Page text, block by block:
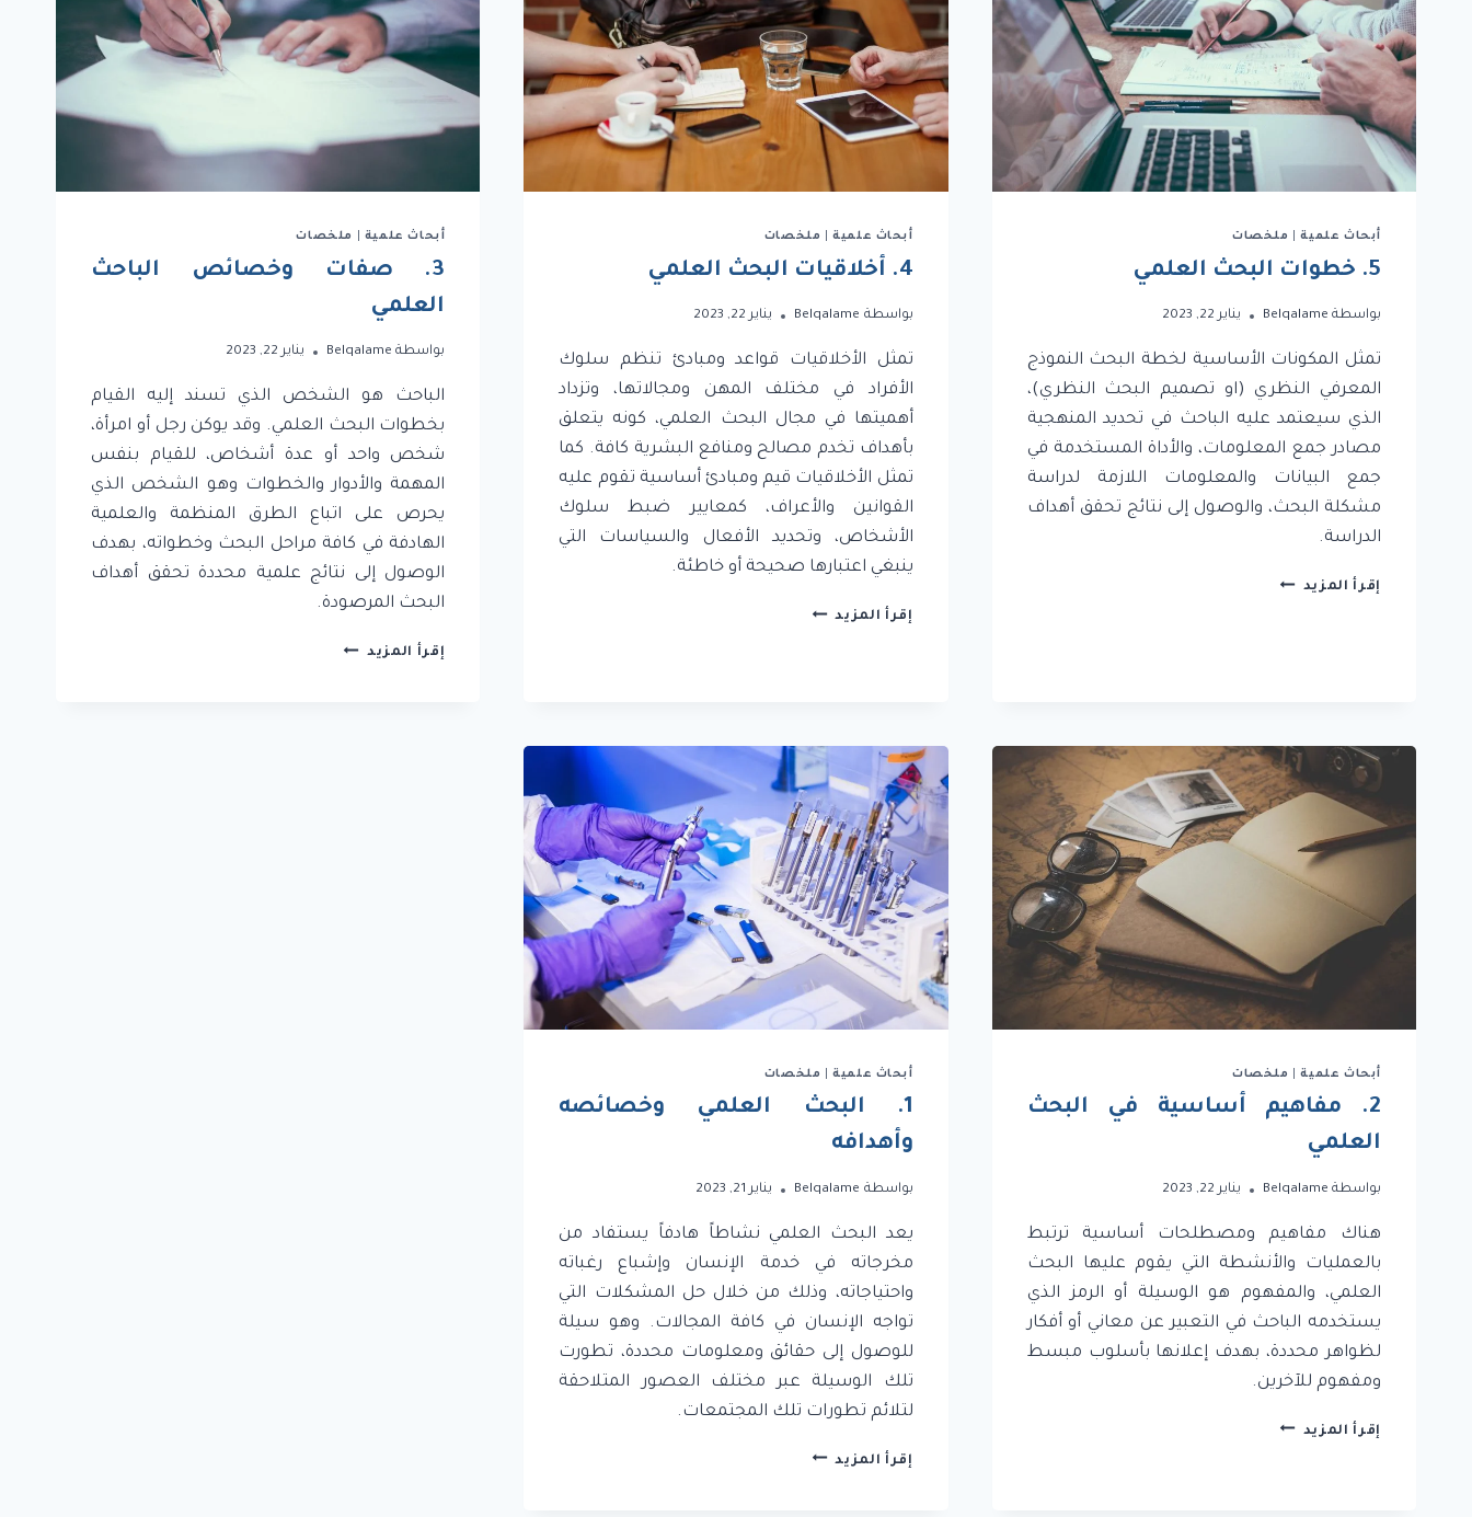
أبحاث علمية| ملخصات
5. خطوات البحث العلمي
بواسطة Belqalame يناير 22, 2023
تمثل المكونات الأساسية لخطة البحث النموذج
المعرفي النظري (او تصميم البحث النظري)،
الذي سيعتمد عليه الباحث في تحديد المنهجية
مصادر جمع المعلومات، والأداة المستخدمة في
جمع البيانات والمعلومات اللازمة لدراسة
مشكلة البحث، والوصول إلى نتائج تحقق أهداف
الدراسة.
إقرأ المزيد 5.
أبحاث علمية| ملخصات
4. أخلاقيات البحث العلمي
بواسطة Belqalame يناير 22, 2023
تمثل الأخلاقيات قواعد ومبادئ تنظم سلوك
الأفراد في مختلف المهن ومجالاتها، وتزداد
أهميتها في مجال البحث العلمي، كونه يتعلق
بأهداف تخدم مصالح ومنافع البشرية كافة. كما
تمثل الأخلاقيات قيم ومبادئ أساسية تقوم عليه
القوانين والأعراف، كمعايير ضبط سلوك
الأشخاص، وتحديد الأفعال والسياسات التي
ينبغي اعتبارها صحيحة أو خاطئة.
إقرأ المزيد
4.
أبحاث علمية ملخصات
3. صفات وخصائص الباحث
العلمي
بواسطة Belqalame يناير 22, 2023
الباحث هو الشخص الذي تسند إليه القيام
بخطوات البحث العلمي. وقد يوكن رجل أو امرأة،
شخص واحد أو عدة أشخاص، للقيام بنفس
المهمة والأدوار والخطوات وهو الشخص الذي
يحرص على اتباع الطرق المنظمة والعلمية
الهادفة في كافة مراحل البحث وخطواته، بهدف
الوصول إلى نتائج علمية محددة تحقق أهداف
البحث المرصودة.
إقرأ المزيد 3.
أبحاث علمية| ملخصات
2. مفاهيم أساسية في البحث
العلمي
بواسطة Belqalame يناير 22, 2023
هناك مفاهيم ومصطلحات أساسية ترتبط
بالعمليات والأنشطة التي يقوم عليها البحث
العلمي، والمفهوم هو الوسيلة أو الرمز الذي
يستخدمه الباحث في التعبير عن معاني أو أفكار
لظواهر محددة، بهدف إعلانها بأسلوب مبسط
ومفهوم للآخرين.
إقرأ المزيد 2.
أبحاث علمية| ملخصات
1. البحث العلمي وخصائصه
وأهدافه
بواسطة Belqalame يناير 21, 2023
يعد البحث العلمي نشاطاً هادفاً يستفاد من
مخرجاته في خدمة الإنسان وإشباع رغباته
واحتياجاته، وذلك من خلال حل المشكلات التي
تواجه الإنسان في كافة المجالات. وهو سيلة
للوصول إلى حقائق ومعلومات محددة، تطورت
تلك الوسيلة عبر مختلف العصور المتلاحقة
لتلائم تطورات تلك المجتمعات.
إقرأ المزيد 1.